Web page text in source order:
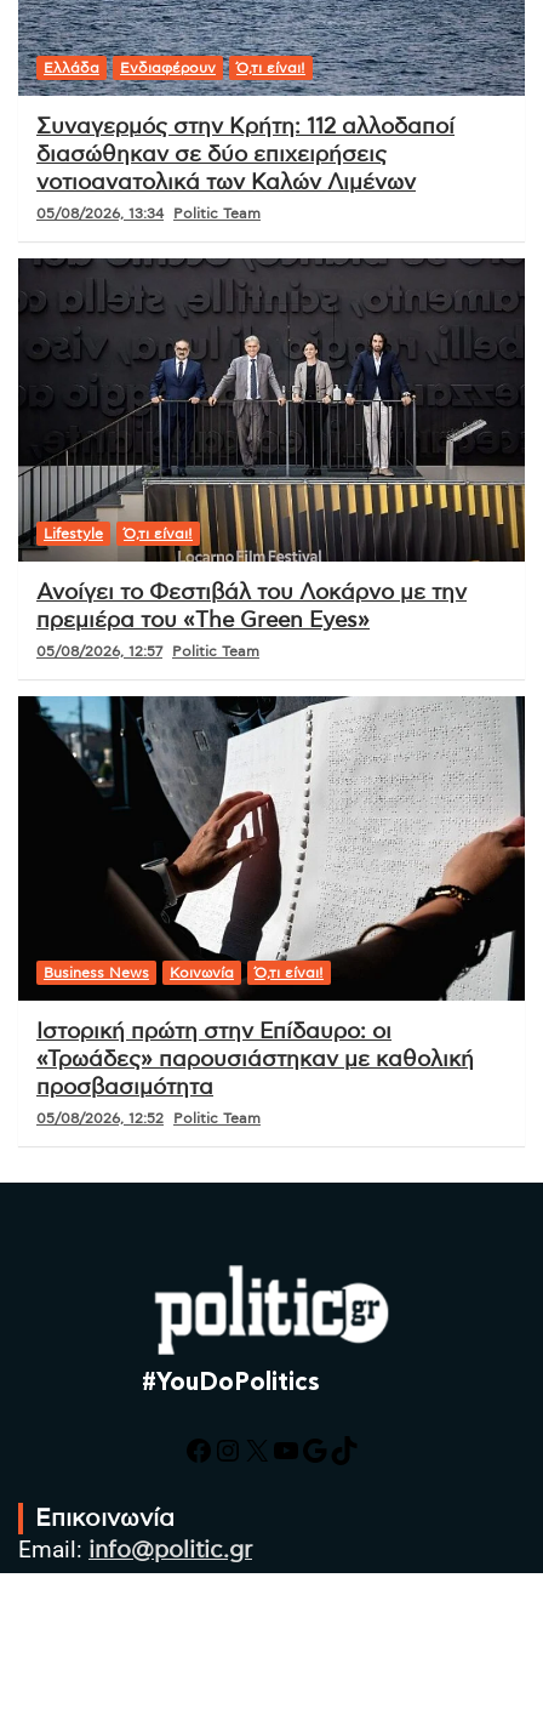
Ελλάδα Ενδιαφέρουν Ό,τι είναι!
Συναγερμός στην Κρήτη: 112 αλλοδαποί
διασώθηκαν σε δύο επιχειρήσεις
νοτιοανατολικά των Καλών Λιμένων
05/08/2026, 13:34 Politic Team
Lifestyle Ό,τι είναι!
Ανοίγει το Φεστιβάλ του Λοκάρνο με την
πρεμιέρα του «The Green Eyes»
05/08/2026, 12:57 Politic Team
Business News Κοινωνία Ό,τι είναι!
Ιστορική πρώτη στην Επίδαυρο: οι
«Τρωάδες» παρουσιάστηκαν με καθολική
προσβασιμότητα
05/08/2026, 12:52 Politic Team
#YouDoPolitics
Facebook
Instagram
X YouTube
Google
TikTok
Επικοινωνία
Email: info@politic.gr
Τηλ: